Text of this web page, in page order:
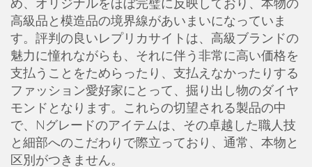
高級品と模造品の境界線があいまいになっていま
す。評判の良いレプリカサイトは、高級ブランドの
魅力に憧れながらも、それに伴う非常に高い価格を
支払うことをためらったり、支払えなかったりする
ファッション愛好家にとって、掘り出し物のダイヤ
モンドとなります。これらの切望される製品の中
で、Nグレードのアイテムは、その卓越した職人技
と細部へのこだわりで際立っており、通常、本物と
区別がつきません。